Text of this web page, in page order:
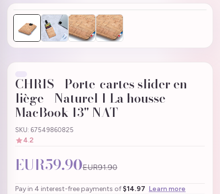
CHRIS - Porte-cartes slider en
liège - Naturel 1 La housse
MacBook 13" NAT
SKU: 67549860825
4.2
EUR59.90EUR91.90
Pay in 4 interest-free payments of $14.97 Learn more